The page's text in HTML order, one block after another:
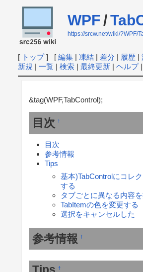
WPF/
https://srcw.net/wiki/?WPF/
[ トップ] [ 編集| 凍結| 差分 | 履歴|
新規 | 一覧| 検索| 最終更新| ヘルプ|
&tag(WPF,TabControl);
目次 †
目次
参考情報
Tips
基本)TabControlにコレ
する
タブごとに異なる内容
TabItemの色を変更する
選択をキャンセルした
参考情報 †
†